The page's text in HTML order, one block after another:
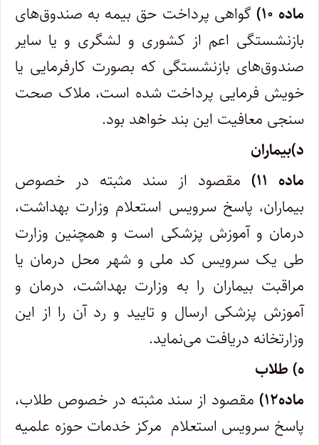
ماده ۱۰)
گواهی پرداخت حق بیمه به صندوق‌های
بازنشستگی اعم از کشوری و لشگری و یا سایر
صندوق‌های بازنشستگی که بصورت کارفرمایی یا
خویش فرمایی پرداخت شده است، ملاک صحت
سنجی معافیت این بند خواهد بود.
د)بیماران
ماده ۱۱)
مقصود از سند مثبته در خصوص
بیماران، پاسخ سرویس استعلام وزارت بهداشت،
درمان و آموزش پزشکی است و همچنین وزارت
طی یک سرویس کد ملی و شهر محل درمان یا
مراقبت بیماران را به وزارت بهداشت، درمان و
آموزش پزشکی ارسال و تایید و رد آن را از این
وزارتخانه دریافت می‌نماید.
ه) طلاب
ماده۱۲)
مقصود از سند مثبته در خصوص طلاب،
پاسخ سرویس استعلام مرکز خدمات حوزه علمیه‌